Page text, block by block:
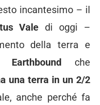
incantesimo – il
Vale di oggi –
della terra e
Earthboundche
una terra in un 2/2
anche perché fa